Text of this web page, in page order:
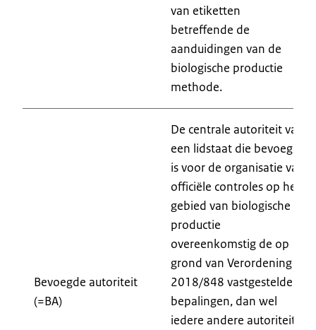
van etiketten
betreffende de
aanduidingen van de
biologische productie
methode.
Bevoegde autoriteit
(=BA)
De centrale autoriteit van
een lidstaat die bevoegd
is voor de organisatie van
officiële controles op het
gebied van biologische
productie
overeenkomstig de op
grond van Verordening
2018/848 vastgestelde
bepalingen, dan wel
iedere andere autoriteit